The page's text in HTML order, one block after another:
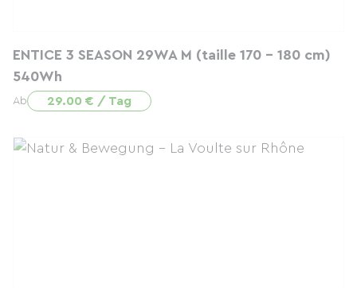
ENTICE 3 SEASON 29WA M (taille 170 - 180 cm)
540Wh
Ab 29.00 € / Tag